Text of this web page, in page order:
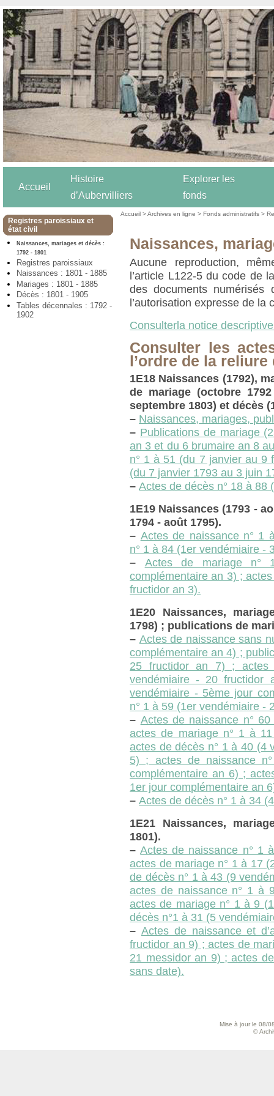
Accueil
Histoire
d’Aubervilliers
Explorer les
fonds
Registres paroissiaux et
état civil
Naissances, mariages et décès :
1792 - 1801
Registres paroissiaux
Naissances : 1801 - 1885
Mariages : 1801 - 1885
Décès : 1801 - 1905
Tables décennales : 1792 -
1902
Accueil >Archives en ligne >Fonds administratifs >
Naissances,
Aucune reproduction,
l’article L122-5 du code de
des documents
l’autorisation expresse de la
Consulterla notice
Consulter les
l’ordre de la
1E18 Naissances (1792),
de mariage (octobre
septembre 1803) et décès
– Naissances, mariages,
– Publications de mariage
an 3 et du 6 brumaire an 8
n° 1 à 51 (du 7 janvier au 9
(du 7 janvier 1793 au 3 juin
– Actes de décès n° 18 à 88
1E19 Naissances (1793 -
1794 - août 1795).
– Actes de naissance n° 1
n° 1 à 84 (1er vendémiaire -
–
Actes de mariage n°
complémentaire an 3) ;
fructidor an 3).
1E20 Naissances,
1798) ; publications de
– Actes de naissance sans
complémentaire an 4) ;
25 fructidor an 7) ; actes
vendémiaire - 20
vendémiaire - 5ème jour
n° 1 à 59 (1er vendémiaire -
– Actes de naissance n°
actes de mariage n° 1 à
actes de décès n° 1 à 40 (4
5) ; actes de naissance
complémentaire an 6) ;
1er jour complémentaire an
– Actes de décès n° 1 à 34
1E21 Naissances,
1801).
– Actes de naissance n° 1
actes de mariage n° 1 à 17
de décès n° 1 à 43 (9
actes de naissance n° 1 à
actes de mariage n° 1 à 9
décès n°1 à 31 (5
– Actes de naissance et
fructidor an 9) ; actes de
21 messidor an 9) ; actes
sans date).
Mise à jour le 08/
©